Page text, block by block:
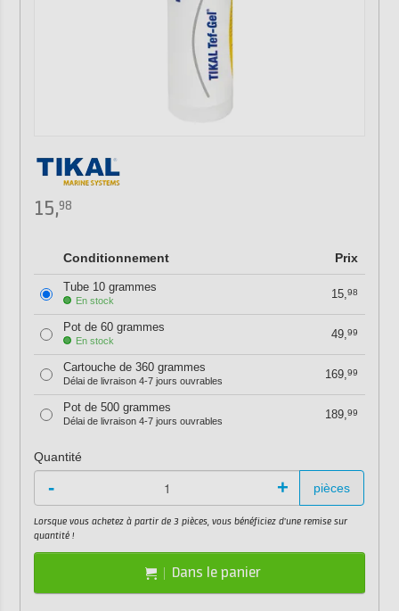
15,98
Conditionnement Prix
Tube 10 grammes
En stock 15,98
Pot de 60 grammes
En stock 49,99
Cartouche de 360 grammes
Délai de livraison 4-7 jours ouvrables 169,99
Pot de 500 grammes
Délai de livraison 4-7 jours ouvrables 189,99
Quantité
- + pièces
Lorsque vous achetez à partir de 3 pièces, vous bénéficiez d'une remise sur
quantité !
Dans le panier